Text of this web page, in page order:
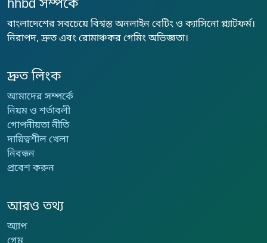
hhbd সম্পর্কে
বাংলাদেশের সবচেয়ে বিশ্বস্ত অনলাইন বেটিং ও ক্যাসিনো প্ল্যাটফর্ম।
নিরাপদ, দ্রুত এবং রোমাঞ্চকর গেমিং অভিজ্ঞতা।
দ্রুত লিংক
আমাদের সম্পর্কে
নিয়ম ও শর্তাবলী
গোপনীয়তা নীতি
দায়িত্বশীল খেলা
নিবন্ধন
প্রবেশ করুন
আরও তথ্য
অ্যাপ